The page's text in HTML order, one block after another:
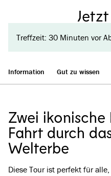
Treffzeit: 30 Minuten vor
Information Gut zu wissen
Zwei ikonische
Fahrt durch
Welterbe
Diese Tour ist perfekt für